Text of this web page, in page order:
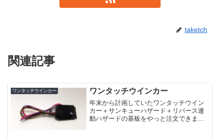
taketch
関連記事
ワンタッチウインカー ワンタッチウインカー
年末から計画していたワンタッチウイン
カー＋サンキューハザード＋リバース連
動ハザードの基板をやっと注文できまし